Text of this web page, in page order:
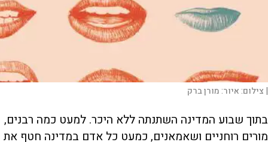
| צילום:איור: מורן ברק
בתוך שבוע המדינה השתנתה ללא היכר. למעט כמה רבנים,
מורים רוחניים ושאמאנים, כמעט כל אדם במדינה חטף את